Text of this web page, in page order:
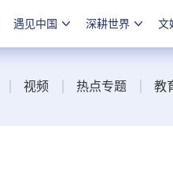
遇见中国 深耕世界 文
视频 热点专题 教